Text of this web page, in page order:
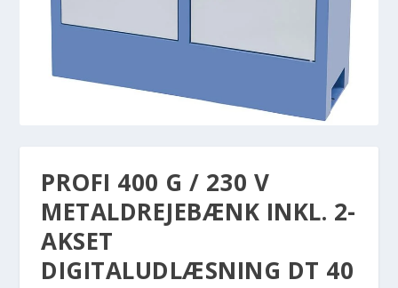
PROFI 400 G / 230 V
METALDREJEBÆNK INKL. 2-
AKSET
DIGITALUDLÆSNING DT 40